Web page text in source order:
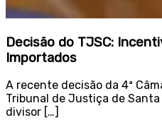
Decisão do TJSC:
Importados
A recente decisão da 4ª
Tribunal de Justiça de
divisor […]